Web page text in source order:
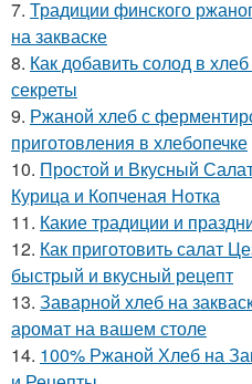
7. Традиции финского
на закваске
8. Как добавить солод в
секреты
9. Ржаной хлеб с
приготовления в хлебопечке
10. Простой и Вкусный
Курица и Копченая Нотка
11. Какие традиции и
12. Как приготовить салат
быстрый и вкусный рецепт
13. Заварной хлеб на
аромат на вашем столе
14. 100% Ржаной Хлеб на